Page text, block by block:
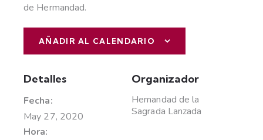
de Hermandad.
AÑADIR AL CALENDARIO
Detalles
Fecha:
May 27, 2020
Hora:
Organizador
Hemandad de la
Sagrada Lanzada